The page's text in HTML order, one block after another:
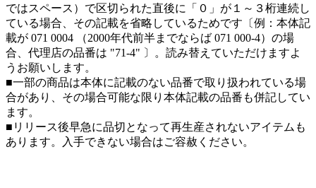
ではスペース）で区切られた直後に「０」が１～３桁連続し
ている場合、その記載を省略しているためです〔例：本体記
載が 071 0004 （2000年代前半までならば 071 000-4）の場
合、代理店の品番は "71-4" 〕。読み替えていただけますよ
うお願いします。
■一部の商品は本体に記載のない品番で取り扱われている場
合があり、その場合可能な限り本体記載の品番も併記してい
ます。
■リリース後早急に品切となって再生産されないアイテムも
あります。入手できない場合はご容赦ください。